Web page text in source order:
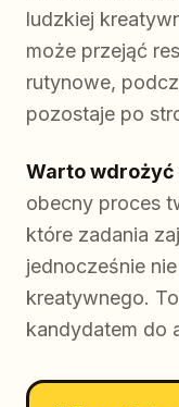
ludzkiej
może przejąć
rutynowe,
pozostaje po
Warto wdrożyć
obecny proces
które zadania
jednocześnie
kreatywnego.
kandydatem do